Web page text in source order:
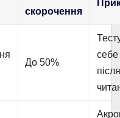
скорочення
До 50%
себе